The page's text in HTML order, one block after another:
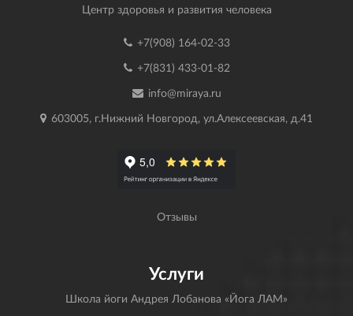
Центр здоровья и развития человека
+7(908) 164-02-33
+7(831) 433-01-82
info@miraya.ru
603005, г.Нижний Новгород, ул.Алексеевская, д.41
Отзывы
Услуги
Школа йоги Андрея Лобанова «Йога ЛАМ»